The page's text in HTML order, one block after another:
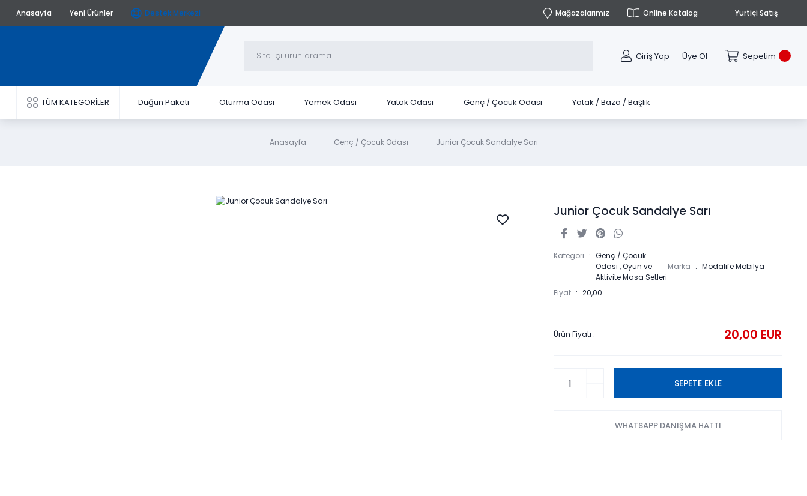
Anasayfa Yeni Ürünler Destek Merkezi Mağazalarımız Online Katalog Yurtiçi Satış
Giriş Yap Üye Ol Sepetim
TÜM KATEGORİLER Düğün Paketi Oturma Odası Yemek Odası Yatak Odası Genç / Çocuk Odası Yatak / Baza / Başlık
Anasayfa Genç / Çocuk Odası Junior Çocuk Sandalye Sarı
Junior Çocuk Sandalye Sarı
Kategori
Genç / Çocuk
Odası ,Oyun ve
Aktivite Masa Setleri
Marka Modalife Mobilya
Fiyat 20,00
Ürün Fiyatı : 20,00 EUR
SEPETE EKLE
WHATSAPP DANIŞMA HATTI